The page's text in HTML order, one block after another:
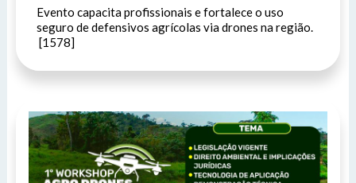
Evento capacita profissionais e fortalece o uso
seguro de defensivos agrícolas via drones na região.
[1578]